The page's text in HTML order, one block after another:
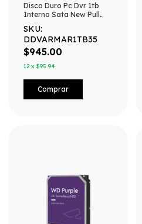
Disco Duro Pc Dvr 1tb
Interno Sata New Pull
SKU:
DDVARMAR1TB35
$945.00
12 x $95.94